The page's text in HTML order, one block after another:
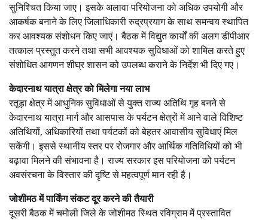
सुनिश्चित किया जाए। इसके अलावा परियोजना को अधिक उपयोगी और
आकर्षक बनाने के लिए जिलाधिकारी रुद्रप्रयाग के साथ समन्वय स्थापित
कर आवश्यक संशोधन किए जाएं। बैठक में विद्युत कार्यों की अलग डीपीआर
तत्काल प्रस्तुत करने तथा सभी आवश्यक सुविधाओं को शामिल करते हुए
संशोधित आगणन शीघ्र शासन को उपलब्ध कराने के निर्देश भी दिए गए।
केदारनाथ यात्रा क्षेत्र को मिलेगा नया लाभ
रतूड़ा क्षेत्र में आधुनिक सुविधाओं से युक्त राज्य अतिथि गृह बनने से
केदारनाथ यात्रा मार्ग और आसपास के पर्यटन क्षेत्रों में आने वाले विशिष्ट
अतिथियों, अधिकारियों तथा पर्यटकों को बेहतर आवासीय सुविधाएं मिल
सकेंगी। इससे स्थानीय स्तर पर रोजगार और आर्थिक गतिविधियों को भी
बढ़ावा मिलने की संभावना है। राज्य सरकार इस परियोजना को पर्यटन
अवसंरचना के विस्तार की दृष्टि से महत्वपूर्ण मान रही है।
जोशीमठ में पार्किंग संकट दूर करने की तैयारी
दूसरी बैठक में चमोली जिले के जोशीमठ स्थित रविग्राम में प्रस्तावित